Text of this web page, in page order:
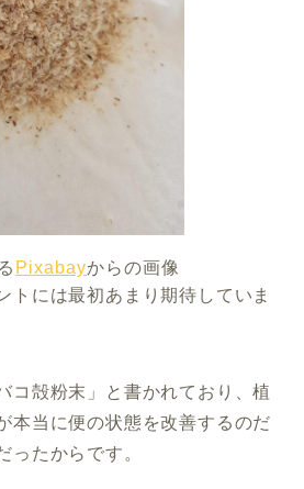
Pixabayからの画像
トには最初あまり期待していま
コ殻粉末」と書かれており、植
本当に便の状態を改善するのだ
ったからです。